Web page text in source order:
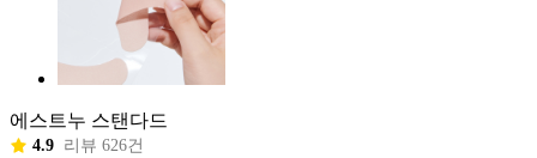
에스트누 스탠다드
4.9 리뷰 626건